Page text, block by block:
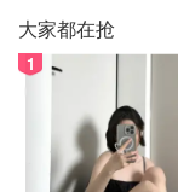
大家都在抢
1